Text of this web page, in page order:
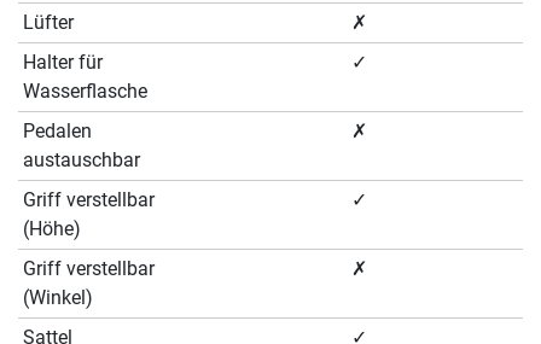
Lüfter
✗
Halter für
Wasserflasche
✓
Pedalen
austauschbar
✗
Griff verstellbar
(Höhe)
✓
Griff verstellbar
(Winkel)
✗
Sattel ✓